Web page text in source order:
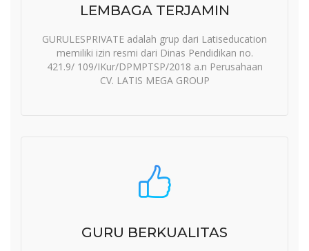
LEMBAGA TERJAMIN
GURULESPRIVATE adalah grup dari Latiseducation
memiliki izin resmi dari Dinas Pendidikan no.
421.9/ 109/IKur/DPMPTSP/2018 a.n Perusahaan
CV. LATIS MEGA GROUP
GURU BERKUALITAS